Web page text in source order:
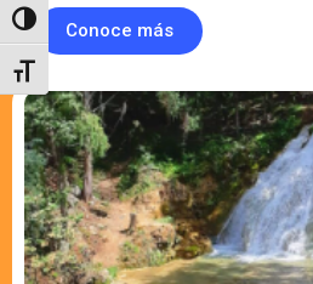
Toggle High Contrast
Toggle Font size
Conoce más